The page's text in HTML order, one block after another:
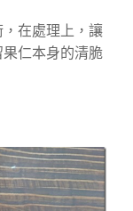
在處理上，讓
仁本身的清脆